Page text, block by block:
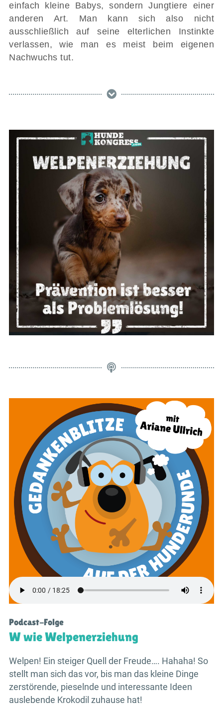
einfach kleine Babys, sondern Jungtiere einer
anderen Art. Man kann sich also nicht
ausschließlich auf seine elterlichen Instinkte
verlassen, wie man es meist beim eigenen
Nachwuchs tut.
Podcast-Folge
W wie Welpenerziehung
Welpen! Ein steiger Quell der Freude…. Hahaha! So
stellt man sich das vor, bis man das kleine Dinge
zerstörende, pieselnde und interessante Ideen
auslebende Krokodil zuhause hat!